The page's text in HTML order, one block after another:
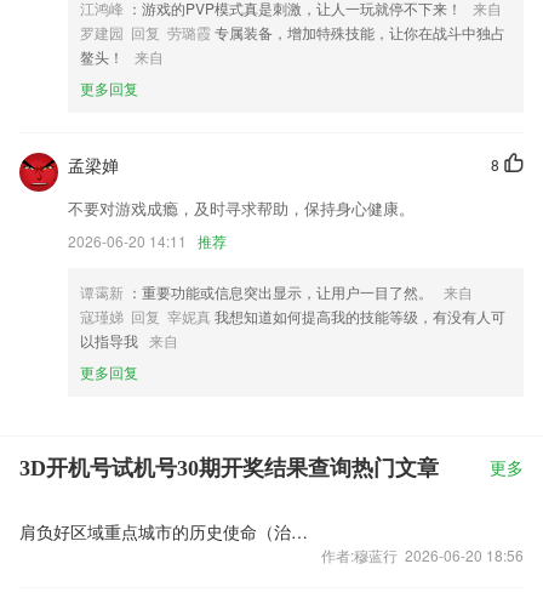
江鸿峰 ：游戏的PVP模式真是刺激，让人一玩就停不下来！
来自
罗建园 回复 劳璐霞专属装备，增加特殊技能，让你在战斗中独占
鳌头！
来自
更多回复
8
孟梁婵
不要对游戏成瘾，及时寻求帮助，保持身心健康。
2026-06-20 14:11 推荐
谭霭新 ：重要功能或信息突出显示，让用户一目了然。
来自
寇瑾娣 回复 宰妮真 我想知道如何提高我的技能等级，有没有人可
以指导我 来自
更多回复
3D开机号试机号30期开奖结果查询热门文章 更多
肩负好区域重点城市的历史使命（治理者说）
作者:穆蓝行 2026-06-20 18:56